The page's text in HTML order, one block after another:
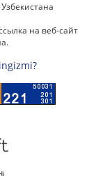
на веб-сайт